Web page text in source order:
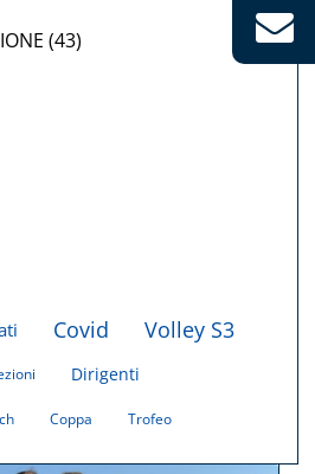
(43)
Covid Volley S3
Dirigenti
Coppa Trofeo